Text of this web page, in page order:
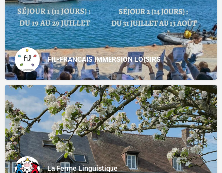
FIL-FRANCAIS IMMERSION LOISIRS
La Ferme Linguistique